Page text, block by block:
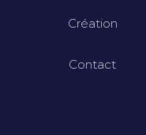
Création
Contact